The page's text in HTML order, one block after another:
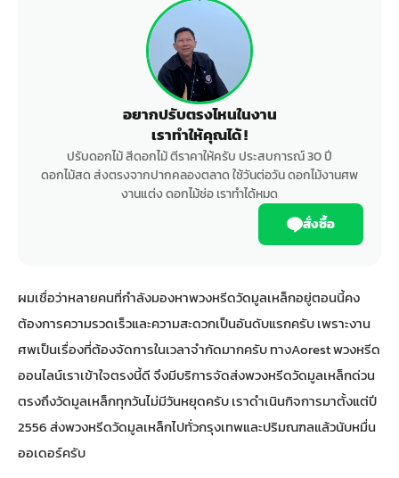
อยากปรับตรงไหนในงาน
เราทำให้คุณได้ !
ปรับดอกไม้ สีดอกไม้ ตีราคาให้ครับ ประสบการณ์ 30 ปี
ดอกไม้สด ส่งตรงจากปากคลองตลาด ใช้วันต่อวัน ดอกไม้งานศพ
งานแต่ง ดอกไม้ช่อ เราทำได้หมด
สั่งซื้อ
ผมเชื่อว่าหลายคนที่กำลังมองหาพวงหรีดวัดมูลเหล็กอยู่ตอนนี้คง
ต้องการความรวดเร็วและความสะดวกเป็นอันดับแรกครับ เพราะงาน
ศพเป็นเรื่องที่ต้องจัดการในเวลาจำกัดมากครับ ทางAorest พวงหรีด
ออนไลน์เราเข้าใจตรงนี้ดี จึงมีบริการจัดส่งพวงหรีดวัดมูลเหล็กด่วน
ตรงถึงวัดมูลเหล็กทุกวันไม่มีวันหยุดครับ เราดำเนินกิจการมาตั้งแต่ปี
2556 ส่งพวงหรีดวัดมูลเหล็กไปทั่วกรุงเทพและปริมณฑลแล้วนับหมื่น
ออเดอร์ครับ